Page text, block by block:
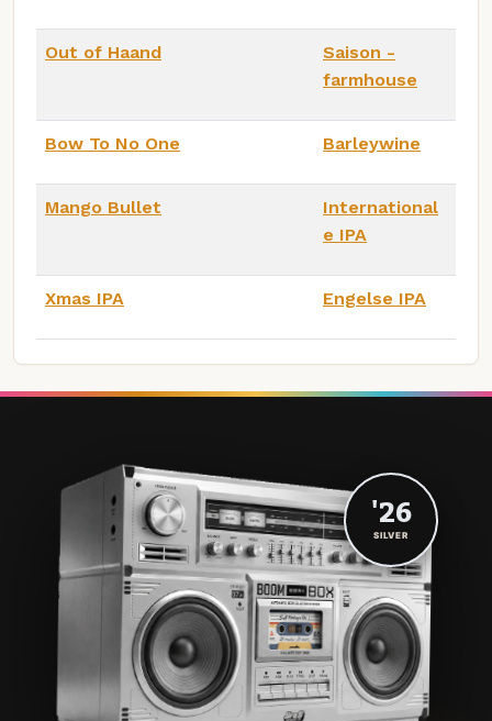
Out of Haand
Saison -
farmhouse
Bow To No One Barleywine
Mango Bullet
International
e IPA
Xmas IPA Engelse IPA
'26
SILVER